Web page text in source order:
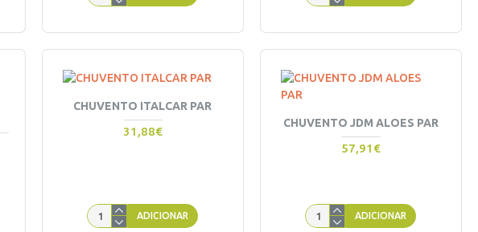
CHUVENTO ITALCAR PAR
31,88€
ADICIONAR
CHUVENTO JDM ALOES PAR
57,91€
ADICIONAR